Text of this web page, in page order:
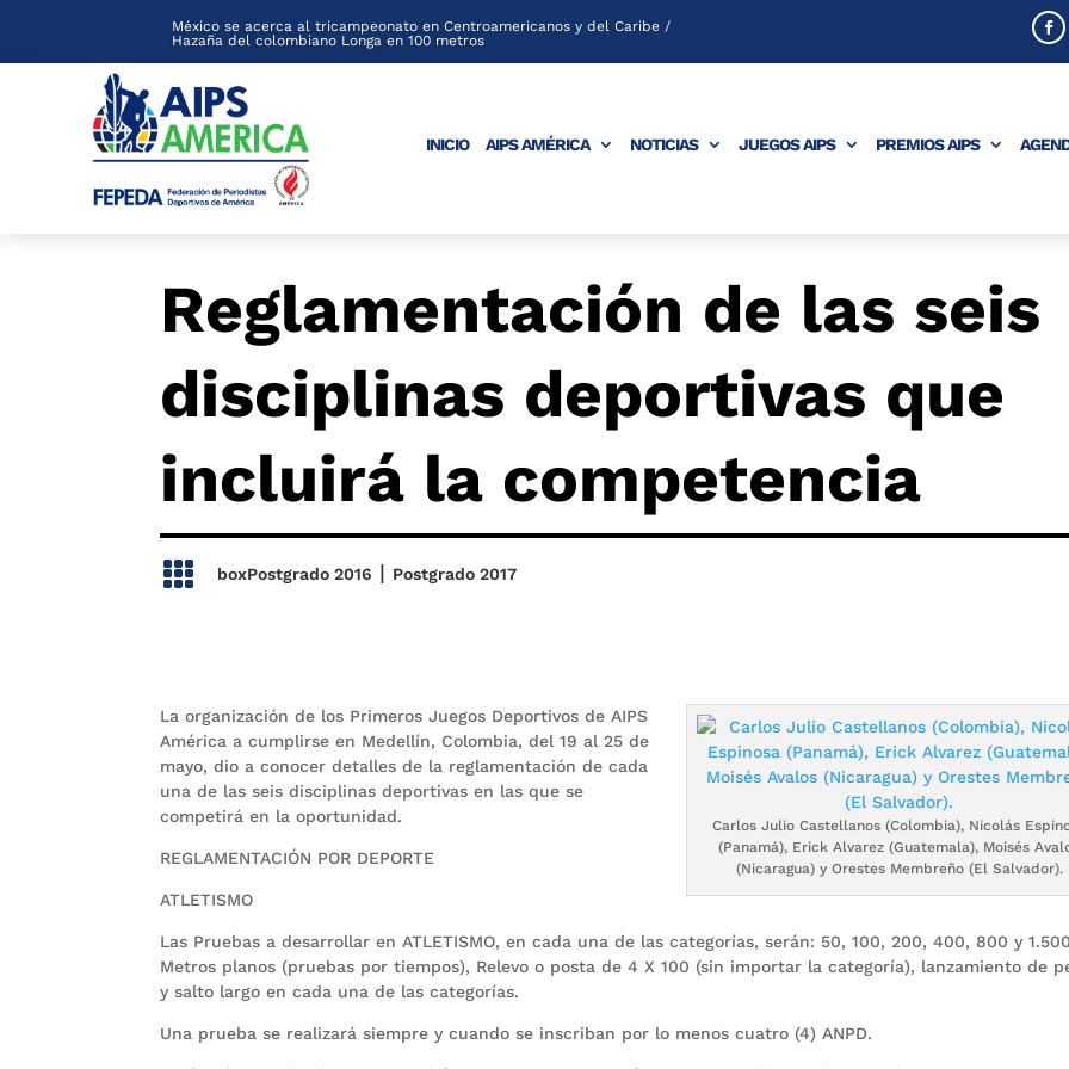
México se acerca al tricampeonato en Centroamericanos y del Caribe /
Hazaña del colombiano Longa en 100 metros
INICIO AIPS AMÉRICA NOTICIAS JUEGOS AIPS PREMIOS AIPS
Reglamentación de las seis
disciplinas deportivas que
incluirá la competencia
 boxPostgrado 2016 | Postgrado 2017
Carlos Julio Castellanos (Colombia), Nicolás
(Panamá), Erick Alvarez (Guatemala), Moisés
(Nicaragua) y Orestes Membreño (El Salvador).
La organización de los Primeros Juegos Deportivos de AIPS
América a cumplirse en Medellín, Colombia, del 19 al 25 de
mayo, dio a conocer detalles de la reglamentación de cada
una de las seis disciplinas deportivas en las que se
competirá en la oportunidad.
REGLAMENTACIÓN POR DEPORTE
ATLETISMO
Las Pruebas a desarrollar en ATLETISMO, en cada una de las categorías, serán: 50, 100, 200, 400, 800 y 1.500
Metros planos (pruebas por tiempos), Relevo o posta de 4 X 100 (sin importar la categoría), lanzamiento de
y salto largo en cada una de las categorías.
Una prueba se realizará siempre y cuando se inscriban por lo menos cuatro (4) ANPD.